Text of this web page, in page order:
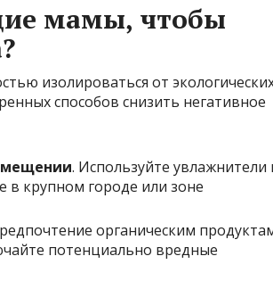
мамы, чтобы
изолироваться от
способов снизить негативное
. Используйте увлажнители
в крупном городе или зоне
органическим
потенциально вредные